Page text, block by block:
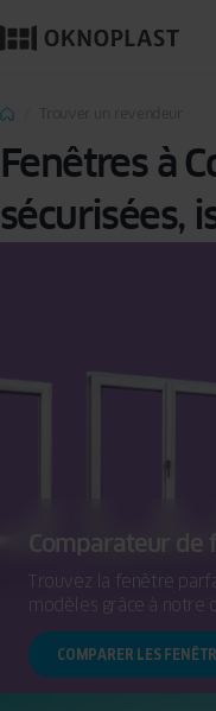
Fenêtres à
sécurisées,
Comparateur de
Trouvez la fenêtre
modèles grâce à notre
COMPARER LES